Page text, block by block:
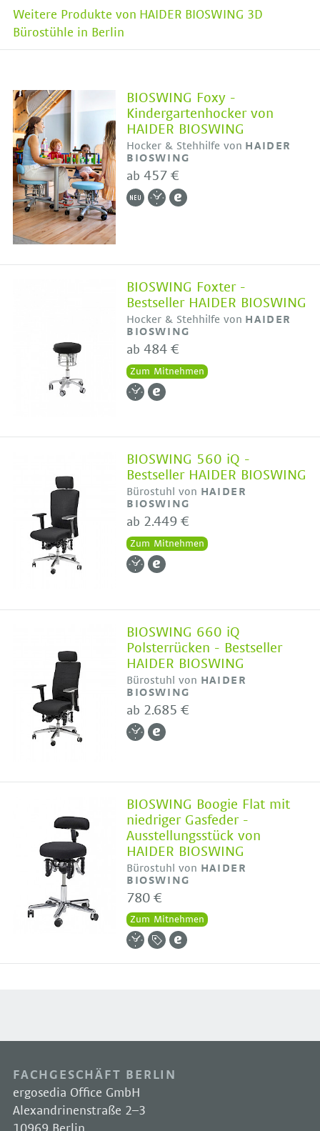
Weitere Produkte von HAIDER BIOSWING 3D
Bürostühle in Berlin
BIOSWING Foxy -
Kindergartenhocker von
HAIDER BIOSWING
Hocker & Stehhilfe von HAIDER
BIOSWING
ab 457 €
BIOSWING Foxter -
Bestseller HAIDER BIOSWING
Hocker & Stehhilfe von HAIDER
BIOSWING
ab 484 €
Zum Mitnehmen
BIOSWING 560 iQ -
Bestseller HAIDER BIOSWING
Bürostuhl von HAIDER
BIOSWING
ab 2.449 €
Zum Mitnehmen
BIOSWING 660 iQ
Polsterrücken - Bestseller
HAIDER BIOSWING
Bürostuhl von HAIDER
BIOSWING
ab 2.685 €
BIOSWING Boogie Flat mit
niedriger Gasfeder -
Ausstellungsstück von
HAIDER BIOSWING
Bürostuhl von HAIDER
BIOSWING
780 €
Zum Mitnehmen
FACHGESCHÄFT BERLIN
ergosedia Office GmbH
Alexandrinenstraße 2–3